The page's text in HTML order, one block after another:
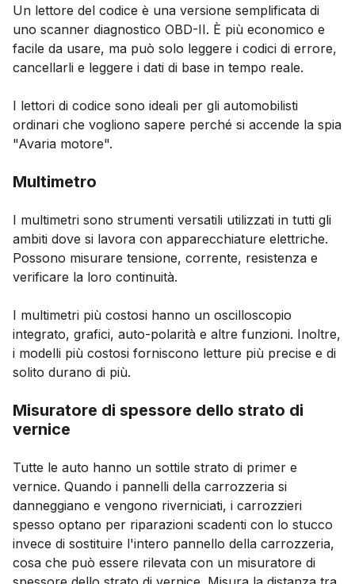
Un lettore del codice è una versione semplificata di
uno scanner diagnostico OBD-II. È più economico e
facile da usare, ma può solo leggere i codici di errore,
cancellarli e leggere i dati di base in tempo reale.
I lettori di codice sono ideali per gli automobilisti
ordinari che vogliono sapere perché si accende la spia
"Avaria motore".
Multimetro
I multimetri sono strumenti versatili utilizzati in tutti gli
ambiti dove si lavora con apparecchiature elettriche.
Possono misurare tensione, corrente, resistenza e
verificare la loro continuità.
I multimetri più costosi hanno un oscilloscopio
integrato, grafici, auto-polarità e altre funzioni. Inoltre,
i modelli più costosi forniscono letture più precise e di
solito durano di più.
Misuratore di spessore dello strato di
vernice
Tutte le auto hanno un sottile strato di primer e
vernice. Quando i pannelli della carrozzeria si
danneggiano e vengono riverniciati, i carrozzieri
spesso optano per riparazioni scadenti con lo stucco
invece di sostituire l'intero pannello della carrozzeria,
cosa che può essere rilevata con un misuratore di